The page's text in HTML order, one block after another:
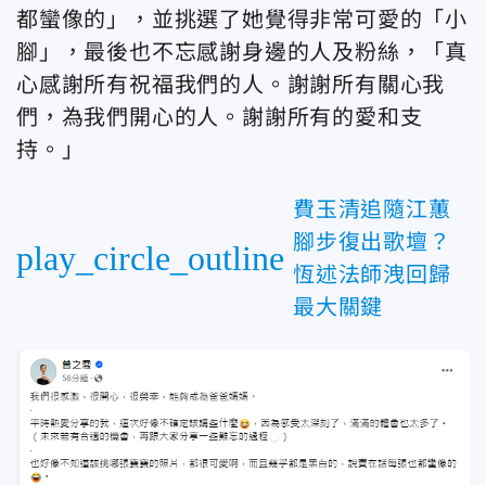
都蠻像的」，並挑選了她覺得非常可愛的「小
腳」，最後也不忘感謝身邊的人及粉絲，「真
心感謝所有祝福我們的人。謝謝所有關心我
們，為我們開心的人。謝謝所有的愛和支
持。」
play_circle_outline
費玉清追隨江蕙
腳步復出歌壇？
恆述法師洩回歸
最大關鍵